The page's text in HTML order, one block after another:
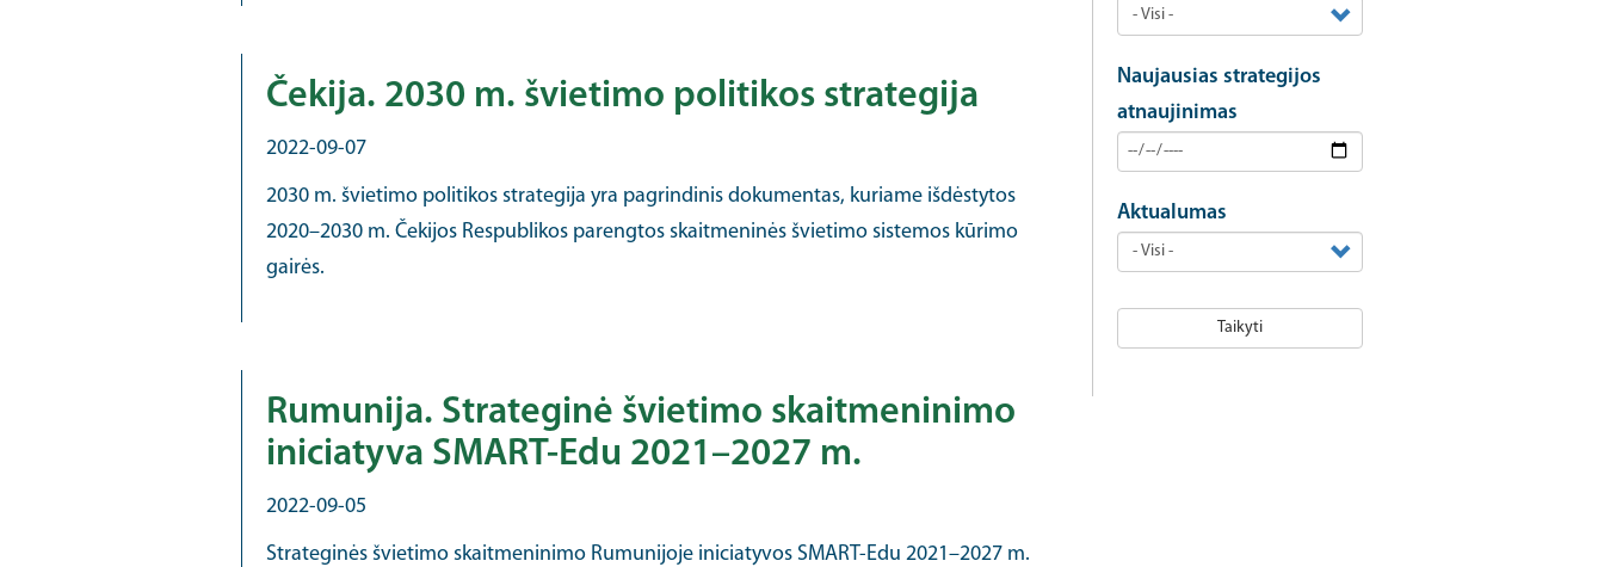
Čekija. 2030 m. švietimo politikos strategija
2022-09-07
2030 m. švietimo politikos strategija yra pagrindinis dokumentas, kuriame išdėstytos
2020–2030 m. Čekijos Respublikos parengtos skaitmeninės švietimo sistemos kūrimo
gairės.
Rumunija. Strateginė švietimo skaitmeninimo
iniciatyva SMART-Edu 2021–2027 m.
2022-09-05
Strateginės švietimo skaitmeninimo Rumunijoje iniciatyvos SMART-Edu 2021–2027 m.
Naujausias strategijos
atnaujinimas
Aktualumas
Taikyti